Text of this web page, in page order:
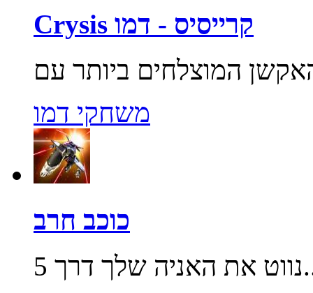
Crysis קרייסיס - דמו
משחקי דמו
כוכב חרב
5...